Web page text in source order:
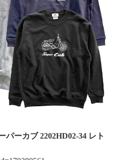
ーカブ 2202HD02-34 レト